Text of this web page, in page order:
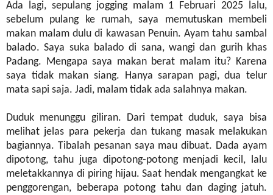
Ada lagi, sepulang jogging malam 1 Februari 2025 lalu,
sebelum pulang ke rumah, saya memutuskan membeli
makan malam dulu di kawasan Penuin. Ayam tahu sambal
balado. Saya suka balado di sana, wangi dan gurih khas
Padang. Mengapa saya makan berat malam itu? Karena
saya tidak makan siang. Hanya sarapan pagi, dua telur
mata sapi saja. Jadi, malam tidak ada salahnya makan.
Duduk menunggu giliran. Dari tempat duduk, saya bisa
melihat jelas para pekerja dan tukang masak melakukan
bagiannya. Tibalah pesanan saya mau dibuat. Dada ayam
dipotong, tahu juga dipotong-potong menjadi kecil, lalu
meletakkannya di piring hijau. Saat hendak mengangkat ke
penggorengan, beberapa potong tahu dan daging jatuh.